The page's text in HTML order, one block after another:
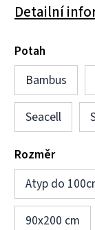
Detailní
Potah
Bambus
Seacell
Rozměr
Atyp do
90x200 cm